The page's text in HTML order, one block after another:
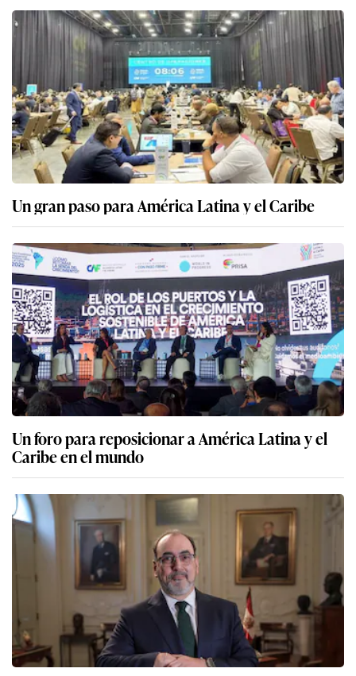
Un gran paso para América Latina y el Caribe
Un foro para reposicionar a América Latina y el
Caribe en el mundo